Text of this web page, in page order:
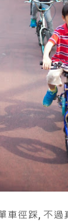
車徑踩, 不過